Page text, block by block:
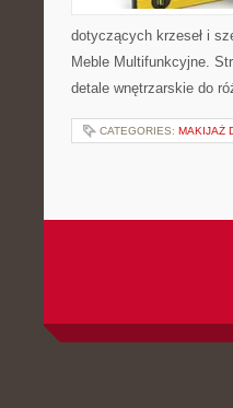
dotyczących krzeseł i
Meble Multifunkcyjne.
detale wnętrzarskie do
CATEGORIES: MAKIJAŻ